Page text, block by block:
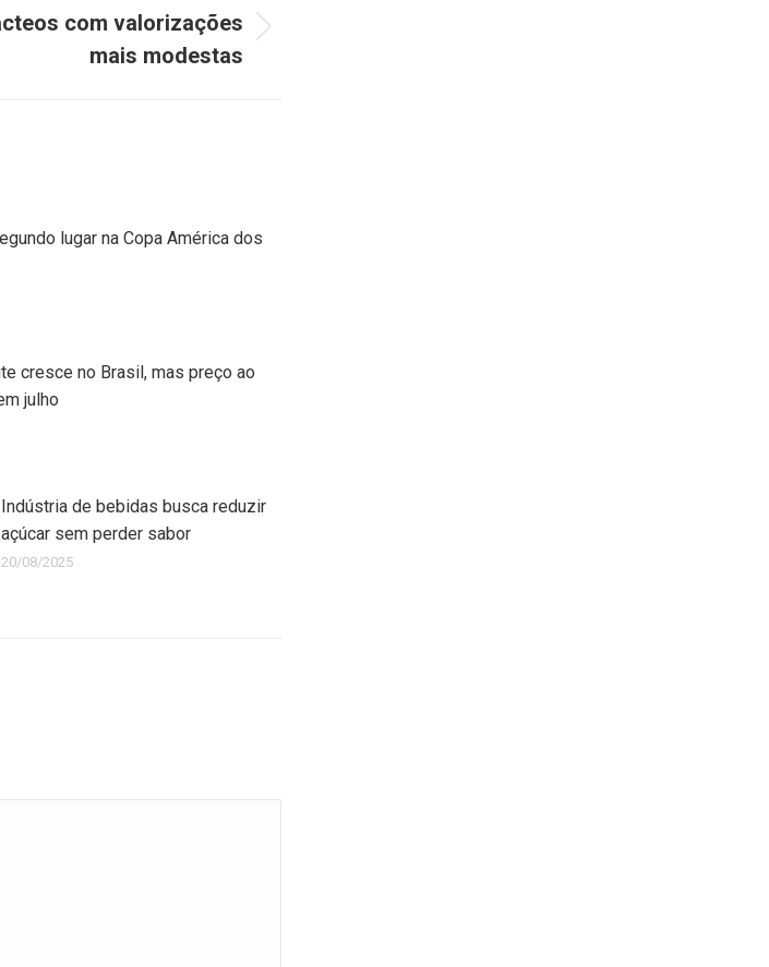
com valorizações
mais modestas
lugar na Copa América dos
cresce no Brasil, mas preço ao
julho
Indústria de bebidas busca reduzir
açúcar sem perder sabor
20/08/2025